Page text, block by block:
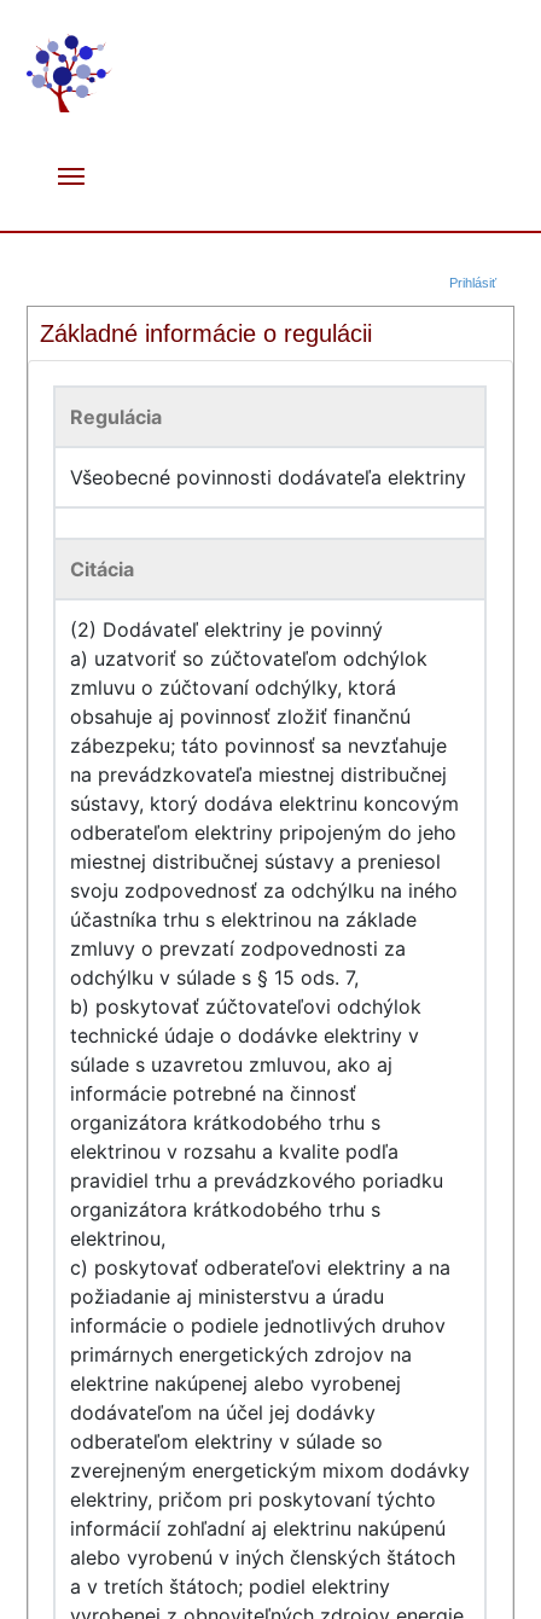
Prihlásiť
Základné informácie o regulácii
Regulácia
Všeobecné povinnosti dodávateľa elektriny
Citácia
(2) Dodávateľ elektriny je povinný
a) uzatvoriť so zúčtovateľom odchýlok
zmluvu o zúčtovaní odchýlky, ktorá
obsahuje aj povinnosť zložiť finančnú
zábezpeku; táto povinnosť sa nevzťahuje
na prevádzkovateľa miestnej distribučnej
sústavy, ktorý dodáva elektrinu koncovým
odberateľom elektriny pripojeným do jeho
miestnej distribučnej sústavy a preniesol
svoju zodpovednosť za odchýlku na iného
účastníka trhu s elektrinou na základe
zmluvy o prevzatí zodpovednosti za
odchýlku v súlade s § 15 ods. 7,
b) poskytovať zúčtovateľovi odchýlok
technické údaje o dodávke elektriny v
súlade s uzavretou zmluvou, ako aj
informácie potrebné na činnosť
organizátora krátkodobého trhu s
elektrinou v rozsahu a kvalite podľa
pravidiel trhu a prevádzkového poriadku
organizátora krátkodobého trhu s
elektrinou,
c) poskytovať odberateľovi elektriny a na
požiadanie aj ministerstvu a úradu
informácie o podiele jednotlivých druhov
primárnych energetických zdrojov na
elektrine nakúpenej alebo vyrobenej
dodávateľom na účel jej dodávky
odberateľom elektriny v súlade so
zverejneným energetickým mixom dodávky
elektriny, pričom pri poskytovaní týchto
informácií zohľadní aj elektrinu nakúpenú
alebo vyrobenú v iných členských štátoch
a v tretích štátoch; podiel elektriny